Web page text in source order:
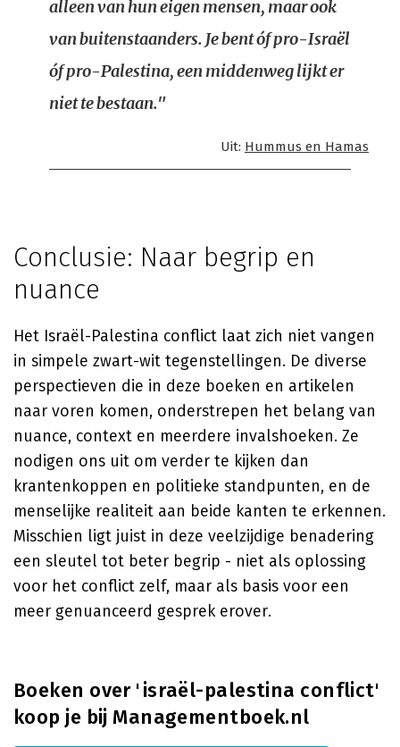
alleen van hun eigen mensen, maar ook
van buitenstaanders. Je bent óf pro-Israël
óf pro-Palestina, een middenweg lijkt er
niet te bestaan."
Uit: Hummus en Hamas
Conclusie: Naar begrip en
nuance
Het Israël-Palestina conflict laat zich niet vangen
in simpele zwart-wit tegenstellingen. De diverse
perspectieven die in deze boeken en artikelen
naar voren komen, onderstrepen het belang van
nuance, context en meerdere invalshoeken. Ze
nodigen ons uit om verder te kijken dan
krantenkoppen en politieke standpunten, en de
menselijke realiteit aan beide kanten te erkennen.
Misschien ligt juist in deze veelzijdige benadering
een sleutel tot beter begrip - niet als oplossing
voor het conflict zelf, maar als basis voor een
meer genuanceerd gesprek erover.
Boeken over 'israël-palestina conflict'
koop je bij Managementboek.nl